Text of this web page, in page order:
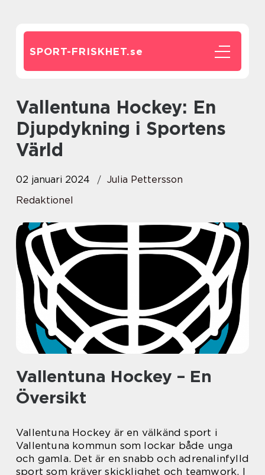
SPORT-FRISKHET.se
Vallentuna Hockey: En
Djupdykning i Sportens
Värld
02 januari 2024
Julia Pettersson
Redaktionel
Vallentuna Hockey – En
Översikt
Vallentuna Hockey är en välkänd sport i
Vallentuna kommun som lockar både unga
och gamla. Det är en snabb och adrenalinfylld
sport som kräver skicklighet och teamwork. I